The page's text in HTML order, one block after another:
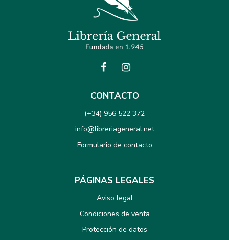
CONTACTO
(+34) 956 522 372
info@libreriageneral.net
Formulario de contacto
PÁGINAS LEGALES
Aviso legal
Condiciones de venta
Protección de datos